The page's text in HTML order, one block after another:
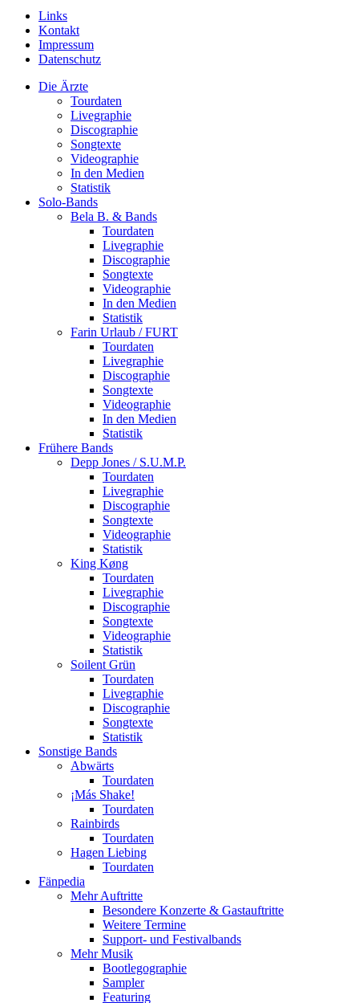
Links
Kontakt
Impressum
Datenschutz
Die Ärzte
Tourdaten
Livegraphie
Discographie
Songtexte
Videographie
In den Medien
Statistik
Solo-Bands
Bela B. & Bands
Tourdaten
Livegraphie
Discographie
Songtexte
Videographie
In den Medien
Statistik
Farin Urlaub / FURT
Tourdaten
Livegraphie
Discographie
Songtexte
Videographie
In den Medien
Statistik
Frühere Bands
Depp Jones / S.U.M.P.
Tourdaten
Livegraphie
Discographie
Songtexte
Videographie
Statistik
King Køng
Tourdaten
Livegraphie
Discographie
Songtexte
Videographie
Statistik
Soilent Grün
Tourdaten
Livegraphie
Discographie
Songtexte
Statistik
Sonstige Bands
Abwärts
Tourdaten
¡Más Shake!
Tourdaten
Rainbirds
Tourdaten
Hagen Liebing
Tourdaten
Fänpedia
Mehr Auftritte
Besondere Konzerte & Gastauftritte
Weitere Termine
Support- und Festivalbands
Mehr Musik
Bootlegographie
Sampler
Featuring